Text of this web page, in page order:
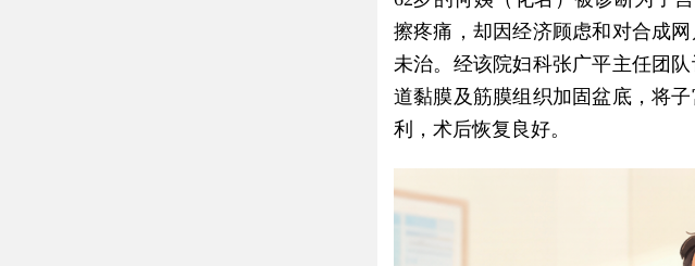
擦疼痛，却因经济顾虑和对合成
未治。经该院妇科张广平主任团
道黏膜及筋膜组织加固盆底，将
利，术后恢复良好。